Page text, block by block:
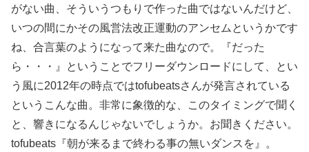
がない曲、そういうつもりで作った曲ではないんだけど、
いつの間にかその風営法改正運動のアンセムというかです
ね、合言葉のようになって来た曲なので。『だった
ら・・・』ということでフリーダウンロードにして、とい
う風に2012年の時点ではtofubeatsさんが発言されている
というこんな曲。非常に象徴的な、このタイミングで聞く
と、響きになるんじゃないでしょうか。お聞きください。
tofubeats『朝が来るまで終わる事の無いダンスを』。